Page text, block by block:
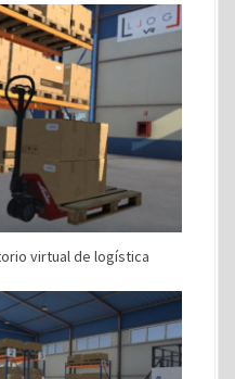
virtual de logística